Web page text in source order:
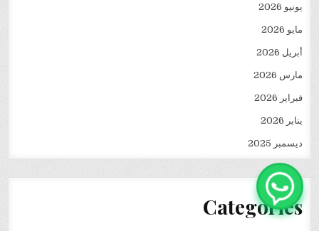
يونيو 2026
مايو 2026
أبريل 2026
مارس 2026
فبراير 2026
يناير 2026
ديسمبر 2025
Categories